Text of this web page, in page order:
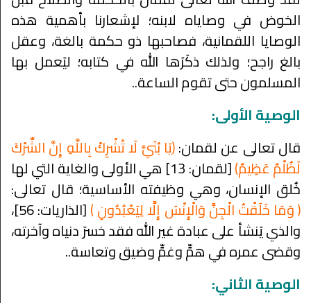
الخوض في وصاياه لابنه؛ لإشعارنا بأهمية هذه
الوصايا اللقمانية، فصاحبها ذو حكمة بالغة، وعقل
بالغ راجح؛ ولذلك ذكَرَها الله في كتابه؛ ليَعمل بها
المسلمون حتى تقوم الساعة..
الوصية الأولى:
قال تعالى عن لقمان:﴿يَا بُنَيَّ لَا تُشْرِكْ بِاللَّهِ إِنَّ الشِّرْكَ
لَظُلْمٌ عَظِيمٌ﴾
[لقمان: 13] هي الأولى والغاية التي لها
خُلق الإنسان، وهي وظيفته الأساسية؛ قال تعالى:
﴿ وَمَا خَلَقْتُ الْجِنَّ وَالْإِنْسَ إِلَّا لِيَعْبُدُونِ ﴾
[الذاريات: 56]،
والذي يَنشأ على عبادة غير الله فقد خسرَ دنياه وآخرته،
وقضى عمره في همٍّ وغمٍّ وضيق وتعاسة..
الوصية الثاني: